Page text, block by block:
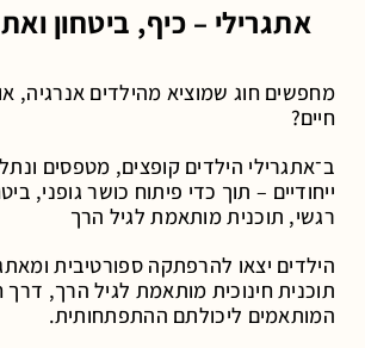
אתגרילי – כיף, ביטחון
מחפשים חוג שמוציא מהילדים אנרגיה,
חיים?
ב־אתגרילי הילדים קופצים, מטפסים
ייחודיים – תוך כדי פיתוח כושר גופני,
רגשי, תוכנית מותאמת לגיל הרך
הילדים יצאו להרפתקה ספורטיבית
תוכנית חינוכית מותאמת לגיל הרך, דרך
המותאמים ליכולתם ההתפתחותית.